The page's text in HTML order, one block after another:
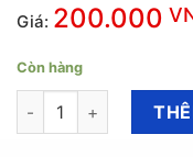
Giá: 200.000
Còn hàng
Rank Math Pro –